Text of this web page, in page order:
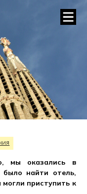
мы оказались в
найти отель,
приступить к